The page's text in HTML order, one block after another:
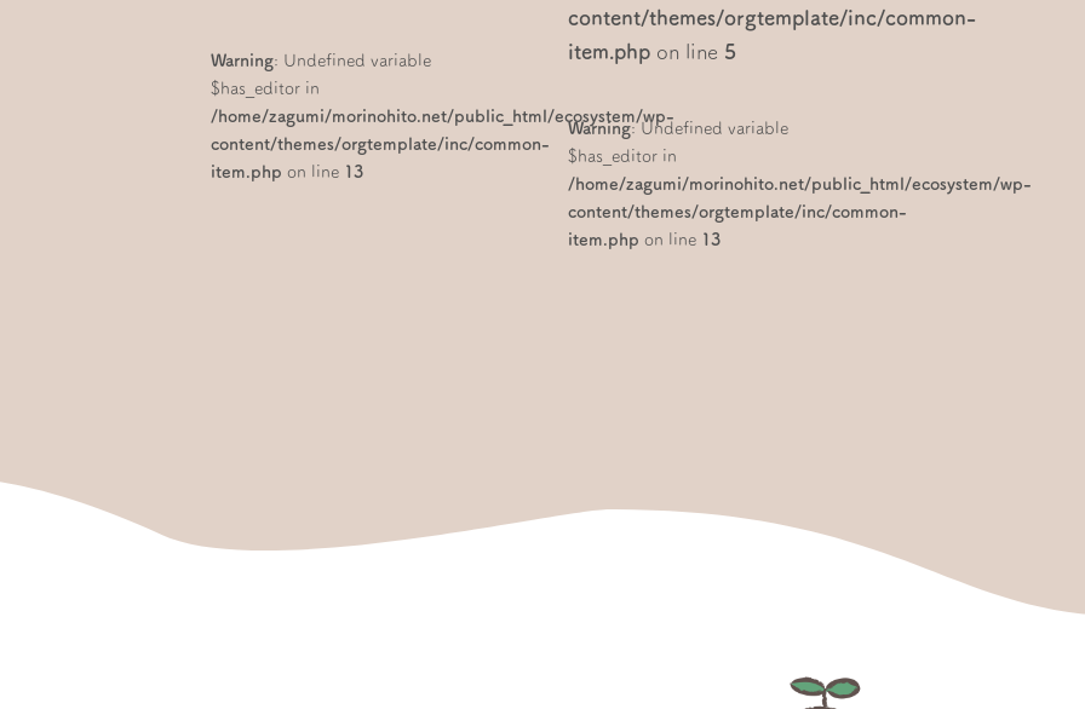
Warning: Undefined variable
$has_editor in
/home/zagumi/morinohito.net/public_html/ecosystem/wp-
content/themes/orgtemplate/inc/common-
item.php on line 13
content/themes/orgtemplate/inc/common-
item.php on line 5
Warning: Undefined variable
$has_editor in
/home/zagumi/morinohito.net/public_html/ecosystem/wp-
content/themes/orgtemplate/inc/common-
item.php on line 13